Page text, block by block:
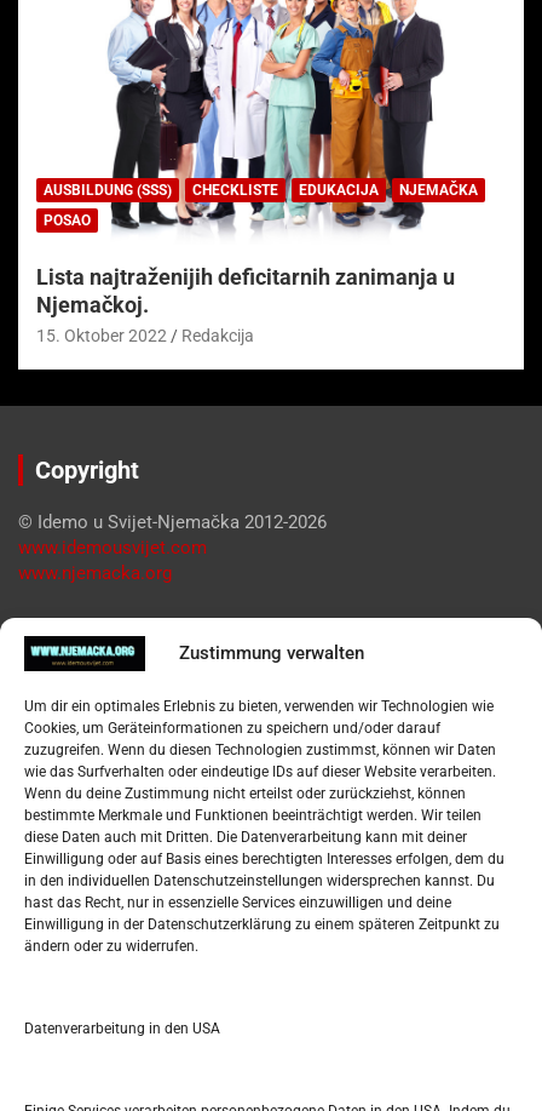
Zustimmung verwalten
Um dir ein optimales Erlebnis zu bieten, verwenden wir Technologien wie
Cookies, um Geräteinformationen zu speichern und/oder darauf
zuzugreifen. Wenn du diesen Technologien zustimmst, können wir Daten
wie das Surfverhalten oder eindeutige IDs auf dieser Website verarbeiten.
Wenn du deine Zustimmung nicht erteilst oder zurückziehst, können
bestimmte Merkmale und Funktionen beeinträchtigt werden. Wir teilen
diese Daten auch mit Dritten. Die Datenverarbeitung kann mit deiner
Einwilligung oder auf Basis eines berechtigten Interesses erfolgen, dem du
in den individuellen Datenschutzeinstellungen widersprechen kannst. Du
hast das Recht, nur in essenzielle Services einzuwilligen und deine
Einwilligung in der Datenschutzerklärung zu einem späteren Zeitpunkt zu
ändern oder zu widerrufen.
Datenverarbeitung in den USA
AUSBILDUNG (SSS) CHECKLISTE EDUKACIJA
NJEMAČKA
POSAO
Lista najtraženijih deficitarnih zanimanja u
Njemačkoj.
15. Oktober 2022 Redakcija
Copyright
© Idemo u Svijet-Njemačka 2012-2026
www.idemousvijet.com
www.njemacka.org
Pregled
Datenschutzerklärung
Widerufsbelehrung
Oglašavanje / Postavite svoj oglas
Tko je “Idemo u Svijet – Njemačka?
Pretražite stranicu:
S